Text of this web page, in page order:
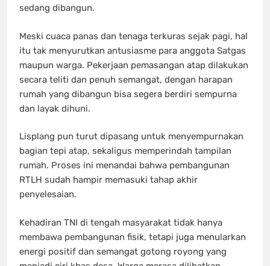
sedang dibangun.
Meski cuaca panas dan tenaga terkuras sejak pagi, hal
itu tak menyurutkan antusiasme para anggota Satgas
maupun warga. Pekerjaan pemasangan atap dilakukan
secara teliti dan penuh semangat, dengan harapan
rumah yang dibangun bisa segera berdiri sempurna
dan layak dihuni.
Lisplang pun turut dipasang untuk menyempurnakan
bagian tepi atap, sekaligus memperindah tampilan
rumah. Proses ini menandai bahwa pembangunan
RTLH sudah hampir memasuki tahap akhir
penyelesaian.
Kehadiran TNI di tengah masyarakat tidak hanya
membawa pembangunan fisik, tetapi juga menularkan
energi positif dan semangat gotong royong yang